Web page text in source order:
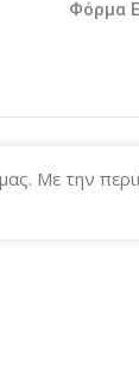
Φόρμα
Με την